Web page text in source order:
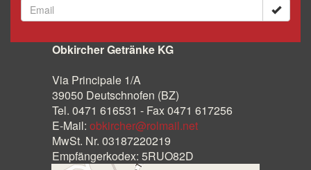
Obkircher Getränke KG
Via Principale 1/A
39050 Deutschnofen (BZ)
Tel. 0471 616531 - Fax 0471 617256
E-Mail: obkircher@rolmail.net
MwSt. Nr. 03187220219
Empfängerkodex: 5RUO82D